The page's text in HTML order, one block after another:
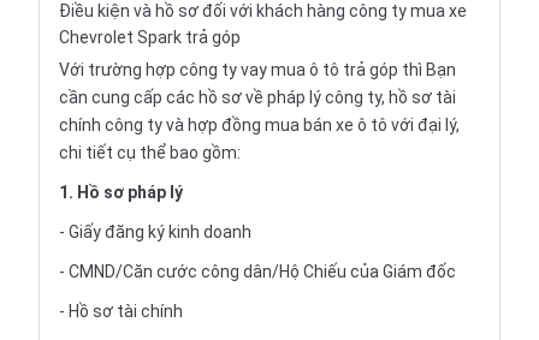
Điều kiện và hồ sơ đối với khách hàng công ty mua xe
Chevrolet Spark trả góp
Với trường hợp công ty vaymua ô tô trả góp thì Bạn
cần cung cấp các hồ sơ về pháp lý công ty, hồ sơ tài
chính công ty và hợp đồng mua bán xe ô tô với đại lý,
chi tiết cụ thể bao gồm:
1. Hồ sơ pháp lý
- Giấy đăng ký kinh doanh
- CMND/Căn cước công dân/Hộ Chiếu của Giám đốc
- Hồ sơ tài chính